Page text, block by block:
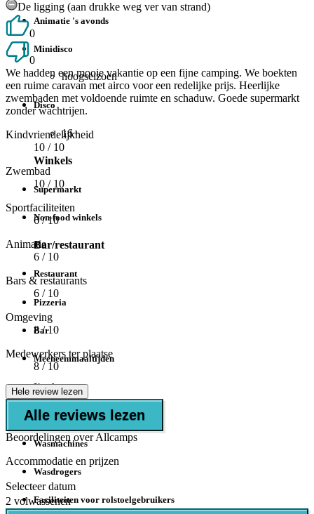
Animatie 's avonds
Minidisco
hoogseizoen
Disco
16+
Winkels
Supermarkt
Non-food winkels
Bar/restaurant
Restaurant
Pizzeria
Bar
Meeneemmaaltijden
Ijssalon
Sanitair
Wasmachines
Wasdrogers
Faciliteiten voor rolstoelgebruikers
De ligging (aan drukke weg ver van strand)
0
0
We hadden een mooie vakantie op een fijne camping. We boekten
een ruime caravan met airco voor een redelijke prijs. Heerlijke
zwembaden met voldoende ruimte en schaduw. Goede supermarkt
zonder wachtrijen.
Kindvriendelijkheid
10 / 10
Zwembad
10 / 10
Sportfaciliteiten
6/ 10
Animatie
6 / 10
Bars & restaurants
6 / 10
Omgeving
8/ 10
Medewerkers ter plaatse
8 / 10
Hele review lezen
Alle reviews lezen
Beoordelingen over Allcamps
Accommodatie en prijzen
Selecteer datum
2 volwassenen